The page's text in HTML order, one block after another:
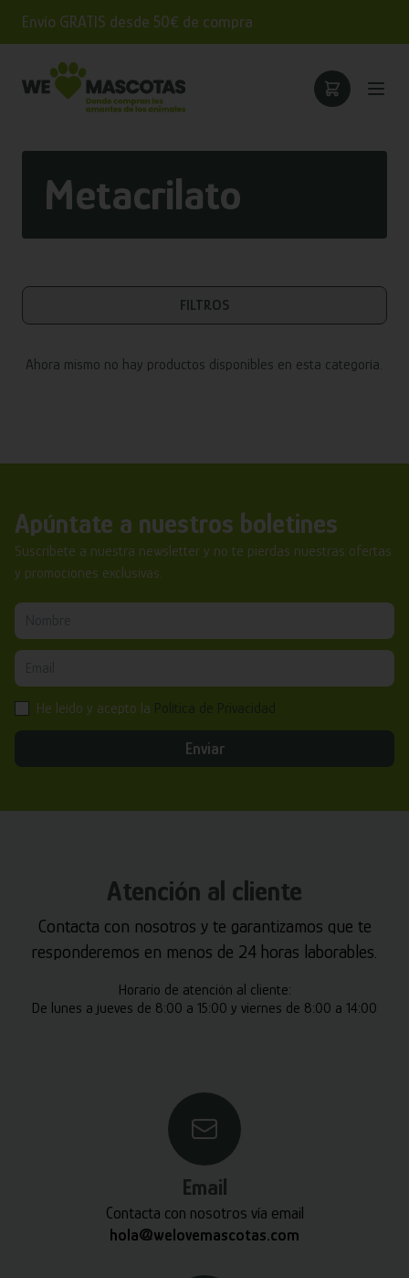
Envío GRATIS desde 50€ de compra
Metacrilato
FILTROS
Ahora mismo no hay productos disponibles en esta categoría.
Apúntate a nuestros boletines
Suscríbete a nuestra newsletter y no te pierdas nuestras ofertas
y promociones exclusivas.
He leído y acepto la
Enviar
Atención al cliente
Contacta con nosotros y te garantizamos que te
responderemos en menos de 24 horas laborables.
Horario de atención al cliente:
De lunes a jueves de 8:00 a 15:00 y viernes de 8:00 a 14:00
Email
Contacta con nosotros vía email
hola@welovemascotas.com